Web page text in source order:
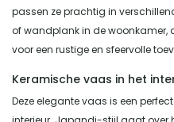
passen ze prachtig in
of wandplank in de woonkamer,
voor een rustige en sfeervolle
Keramische vaas in het
Deze elegante vaas is een